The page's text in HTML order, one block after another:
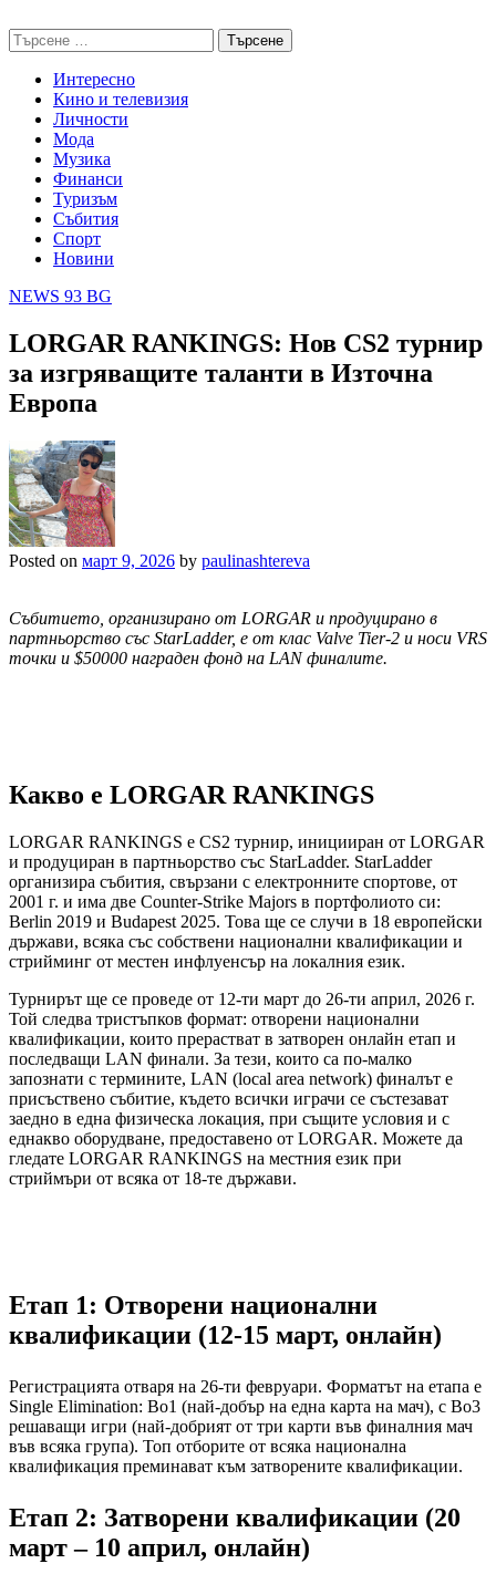
to
content
Търсене
за:
Интересно
Кино и телевизия
Личности
Мода
Музика
Финанси
Туризъм
Събития
Спорт
Новини
NEWS 93 BG
LORGAR RANKINGS: Нов CS2 турнир
за изгряващите таланти в Източна
Европа
Posted on март 9, 2026 by paulinashtereva
Събитието, организирано от LORGAR и продуцирано в
партньорство със StarLadder, е от клас Valve Tier-2 и носи VRS
точки и $50000 награден фонд на LANфиналите.
Какво е LORGAR RANKINGS
LORGAR RANKINGS e CS2 турнир, иницииран от LORGAR
и продуциран в партньорство със StarLadder. StarLadder
организира събития, свързани с електронните спортове, от
2001 г. и има две Counter-Strike Majors в портфолиото си:
Berlin 2019 и Budapest 2025. Това ще се случи в 18 европейски
държави, всяка със собствени национални квалификации и
стрийминг от местен инфлуенсър на локалния език.
Турнирът ще се проведе от 12-ти март до 26-ти април, 2026 г.
Той следва тристъпков формат: отворени национални
квалификации, които прерастват в затворен онлайн етап и
последващи LAN финали. За тези, които са по-малко
запознати с термините, LAN (local area network) финалът е
присъствено събитие, където всички играчи се състезават
заедно в една физическа локация, при същите условия и с
еднакво оборудване, предоставено от LORGAR. Можете да
гледате LORGAR RANKINGS на местния език при
стриймъри от всяка от 18-те държави.
Етап 1: Отворени национални
квалификации (12-15 март, онлайн)
Регистрацията отваря на 26-ти февруари. Форматът на етапа е
Single Elimination: Bo1 (най-добър на една карта на мач), с Bo3
решаващи игри (най-добрият от три карти във финалния мач
във всяка група). Топ отборите от всяка национална
квалификация преминават към затворените квалификации.
Етап 2: Затворени квалификации (20
март – 10 април, онлайн)